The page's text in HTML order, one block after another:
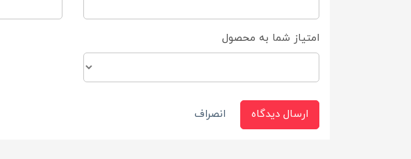
امتیاز شما به محصول
ارسال دیدگاه انصراف